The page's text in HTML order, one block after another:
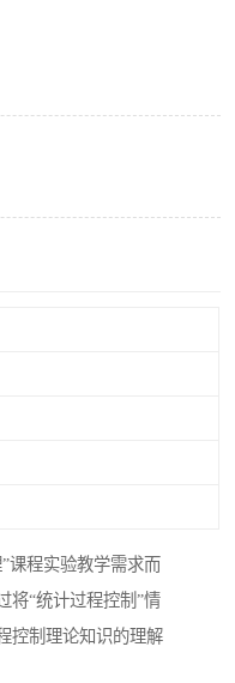
课程实验教学需求而
将“统计过程控制”情
控制理论知识的理解